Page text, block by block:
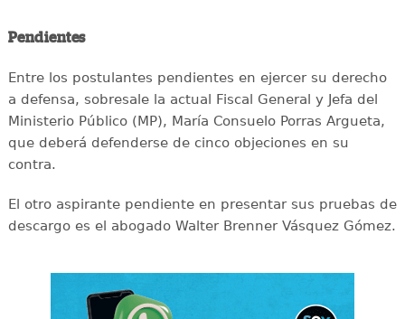
Pendientes
Entre los postulantes pendientes en ejercer su derecho
a defensa, sobresale la actual Fiscal General y Jefa del
Ministerio Público (MP), María Consuelo Porras Argueta,
que deberá defenderse de cinco objeciones en su
contra.
El otro aspirante pendiente en presentar sus pruebas de
descargo es el abogado Walter Brenner Vásquez Gómez.